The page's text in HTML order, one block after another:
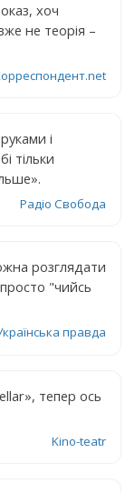
хоч
не теорія –
і
тільки
Радіо Свобода
розглядати
"чийсь
правда
тепер ось
Kino-teatr